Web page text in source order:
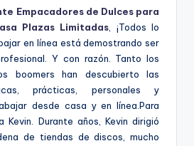
Empacadores de Dulces para
Plazas Limitadas, ¡Todos lo
en línea está demostrando ser
Y con razón. Tanto los
boomers han descubierto las
prácticas, personales y
desde casa y en línea.Para
Kevin. Durante años, Kevin dirigió
de tiendas de discos, mucho